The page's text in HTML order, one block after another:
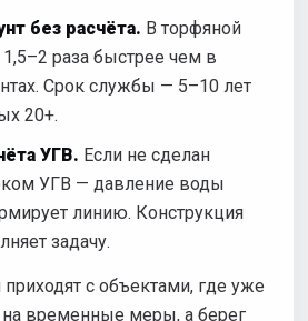
без расчёта. В торфяной
раза быстрее чем в
Срок службы — 5–10 лет
20+.
УГВ. Если не сделан
УГВ — давление воды
линию. Конструкция
задачу.
приходят с объектами, где уже
на временные меры, а берег